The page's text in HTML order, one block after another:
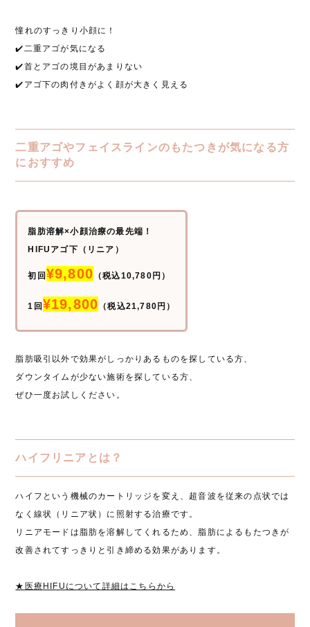
憧れのすっきり小顔に！
✔️二重アゴが気になる
✔️首とアゴの境目があまりない
✔️アゴ下の肉付きがよく顔が大きく見える
二重アゴやフェイスラインのもたつきが気になる方
におすすめ
脂肪溶解×小顔治療の最先端！
HIFUアゴ下（リニア）
初回¥9,800 （税込10,780円）
1回¥19,800 （税込21,780円）
脂肪吸引以外で効果がしっかりあるものを探している方、
ダウンタイムが少ない施術を探している方、
ぜひ一度お試しください。
ハイフリニアとは？
ハイフという機械のカートリッジを変え、超音波を従来の点状では
なく線状（リニア状）に照射する治療です。
リニアモードは脂肪を溶解してくれるため、脂肪によるもたつきが
改善されてすっきりと引き締める効果があります。
★医療HIFUについて詳細はこちらから